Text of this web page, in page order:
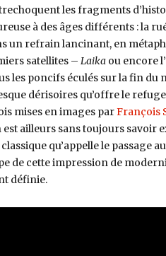
les fragments
à des âges différents : la
un refrain lancinant, en
satellites – Laikaou encore
les poncifs éculés sur la fin
dérisoires qu’offre le
mises en images parFrançois
est ailleurs sans toujours savoir
qu’appelle le passage
de cette impression de
définie.